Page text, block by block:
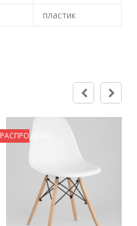
пластик
РАСПРОДАЖА!